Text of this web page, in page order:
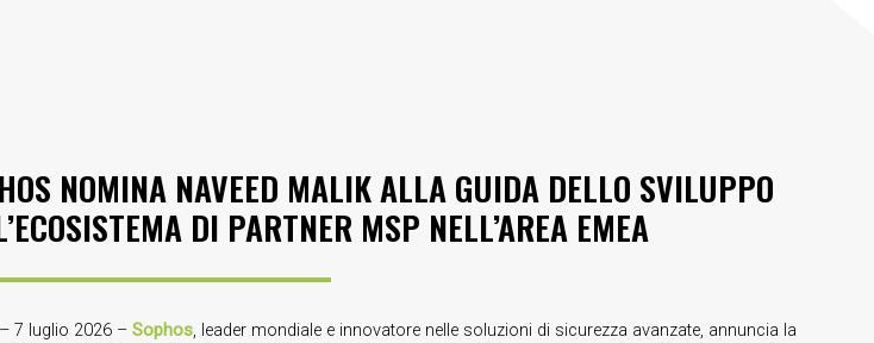
NOMINA NAVEED MALIK ALLA GUIDA DELLO SVILUPPO
DI PARTNER MSP NELL’AREA EMEA
– 7 luglio 2026 – Sophos, leader mondiale e innovatore nelle soluzioni di sicurezza avanzate, annuncia la